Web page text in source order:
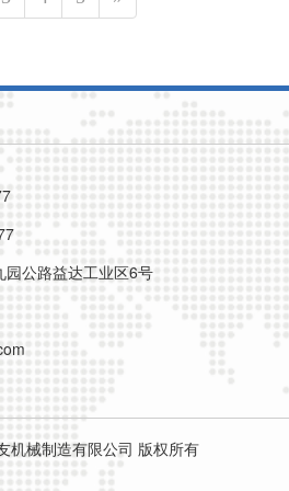
机械制造有限公司 版权所有
公路益达工业区6号